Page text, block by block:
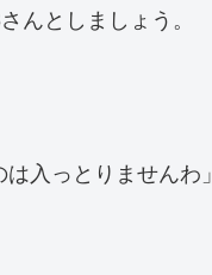
んとしましょう。
入っとりませんわ」